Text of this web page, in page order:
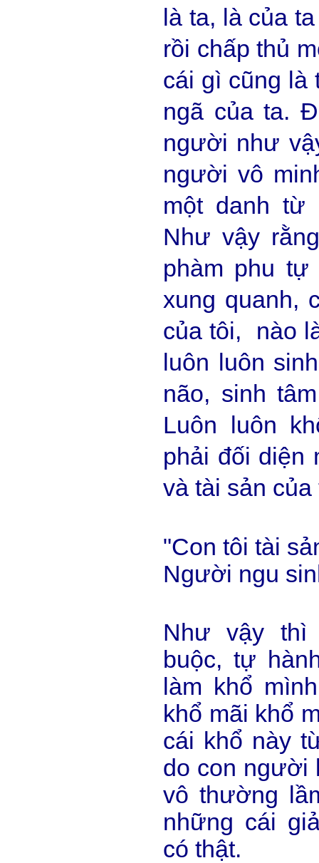
là ta, là của
rồi chấp thủ
cái gì cũng là
ngã của ta.
người như
người vô
một danh từ
Như vậy
phàm phu tự
xung quanh,
của tôi, nào
luôn luôn
não, sinh
Luôn luôn
phải đối diện
và tài sản
"Con tôi tài
Người ngu
Như vậy
buộc, tự
làm khổ
khổ mãi khổ
cái khổ này
do con người
vô thường
những cái
có thật.